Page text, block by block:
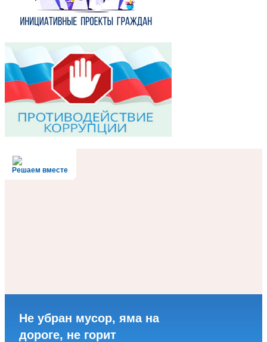
Решаем вместе
Не убран мусор, яма на
дороге, не горит